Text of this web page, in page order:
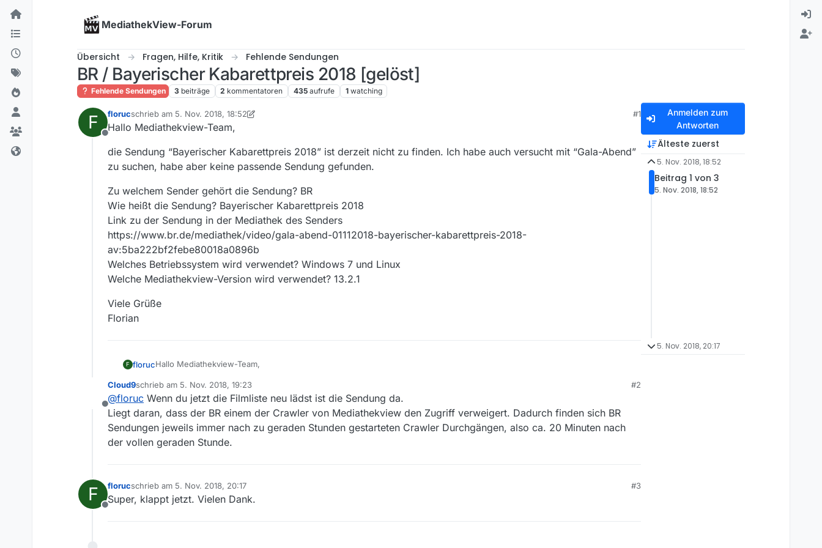
Skip to content
MediathekView-Forum
Übersicht Fragen, Hilfe, Kritik Fehlende Sendungen
BR / Bayerischer Kabarettpreis 2018 [gelöst]
Fehlende Sendungen 3 beiträge 2 kommentatoren 435 aufrufe 1 watching
F
Offline
florucschrieb am 5. Nov. 2018, 18:52
zuletzt editiert von iks-jott11. Mai 2018, 21:34
#1
Hallo Mediathekview-Team,
die Sendung “Bayerischer Kabarettpreis 2018” ist derzeit nicht zu finden. Ich habe auch versucht mit “Gala-Abend”
zu suchen, habe aber keine passende Sendung gefunden.
Zu welchem Sender gehört die Sendung? BR
Wie heißt die Sendung? Bayerischer Kabarettpreis 2018
Link zu der Sendung in der Mediathek des Senders
https://www.br.de/mediathek/video/gala-abend-01112018-bayerischer-kabarettpreis-2018-
av:5ba222bf2febe80018a0896b
Welches Betriebssystem wird verwendet? Windows 7 und Linux
Welche Mediathekview-Version wird verwendet? 13.2.1
Viele Grüße
Florian
F florucHallo Mediathekview-Team,
die Sendung “Bayerischer Kabarettpreis 2018” ist derzeit nicht zu finden. Ich habe auch versucht mit “Gala-Abend” zu
suchen, habe aber keine passende Sendung gefunden.
Zu welchem Sender gehört die Sendung? BR
Wie heißt die Sendung? Bayerischer Kabarettpreis 2018
Link zu der Sendung in der Mediathek des Senders
https://www.br.de/mediathek/video/gala-abend-01112018-bayerischer-kabarettpreis-2018-av:5ba222bf2febe80018a0896b
Viele Grüße
Florian
Offline
Cloud9schrieb am 5. Nov. 2018, 19:23
zuletzt editiert von
#2
@floruc Wenn du jetzt die Filmliste neu lädst ist die Sendung da.
Liegt daran, dass der BR einem der Crawler von Mediathekview den Zugriff verweigert. Dadurch finden sich BR
Sendungen jeweils immer nach zu geraden Stunden gestarteten Crawler Durchgängen, also ca. 20 Minuten nach
der vollen geraden Stunde.
F
Offline
florucschrieb am 5. Nov. 2018, 20:17
zuletzt editiert von
#3
Super, klappt jetzt. Vielen Dank.
Anmelden zum
Antworten
Älteste zuerst
5. Nov. 2018, 18:52
Beitrag 1 von 3
5. Nov. 2018, 18:52
5. Nov. 2018, 20:17